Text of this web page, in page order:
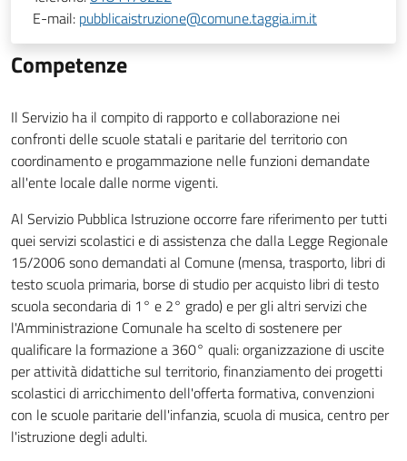
E-mail: pubblicaistruzione@comune.taggia.im.it
Competenze
Il Servizio ha il compito di rapporto e collaborazione nei
confronti delle scuole statali e paritarie del territorio con
coordinamento e progammazione nelle funzioni demandate
all'ente locale dalle norme vigenti.
Al Servizio Pubblica Istruzione occorre fare riferimento per tutti
quei servizi scolastici e di assistenza che dalla Legge Regionale
15/2006 sono demandati al Comune (mensa, trasporto, libri di
testo scuola primaria, borse di studio per acquisto libri di testo
scuola secondaria di 1° e 2° grado) e per gli altri servizi che
l'Amministrazione Comunale ha scelto di sostenere per
qualificare la formazione a 360° quali: organizzazione di uscite
per attività didattiche sul territorio, finanziamento dei progetti
scolastici di arricchimento dell'offerta formativa, convenzioni
con le scuole paritarie dell'infanzia, scuola di musica, centro per
l'istruzione degli adulti.